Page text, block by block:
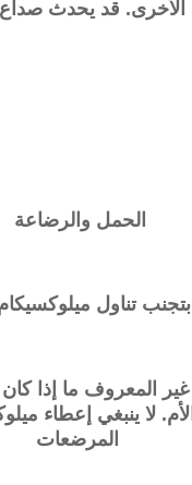
الأخرى. قد يحدث
الحمل والرضاعة
تناول
المعروف ما إذا كان
لا ينبغي إعطاء
المرضعات